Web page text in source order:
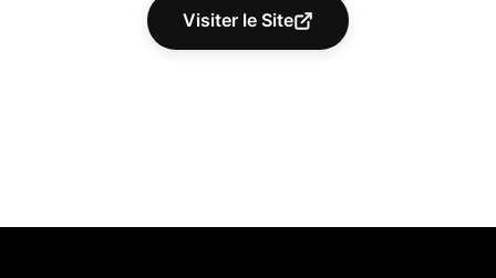
Visiter le Site